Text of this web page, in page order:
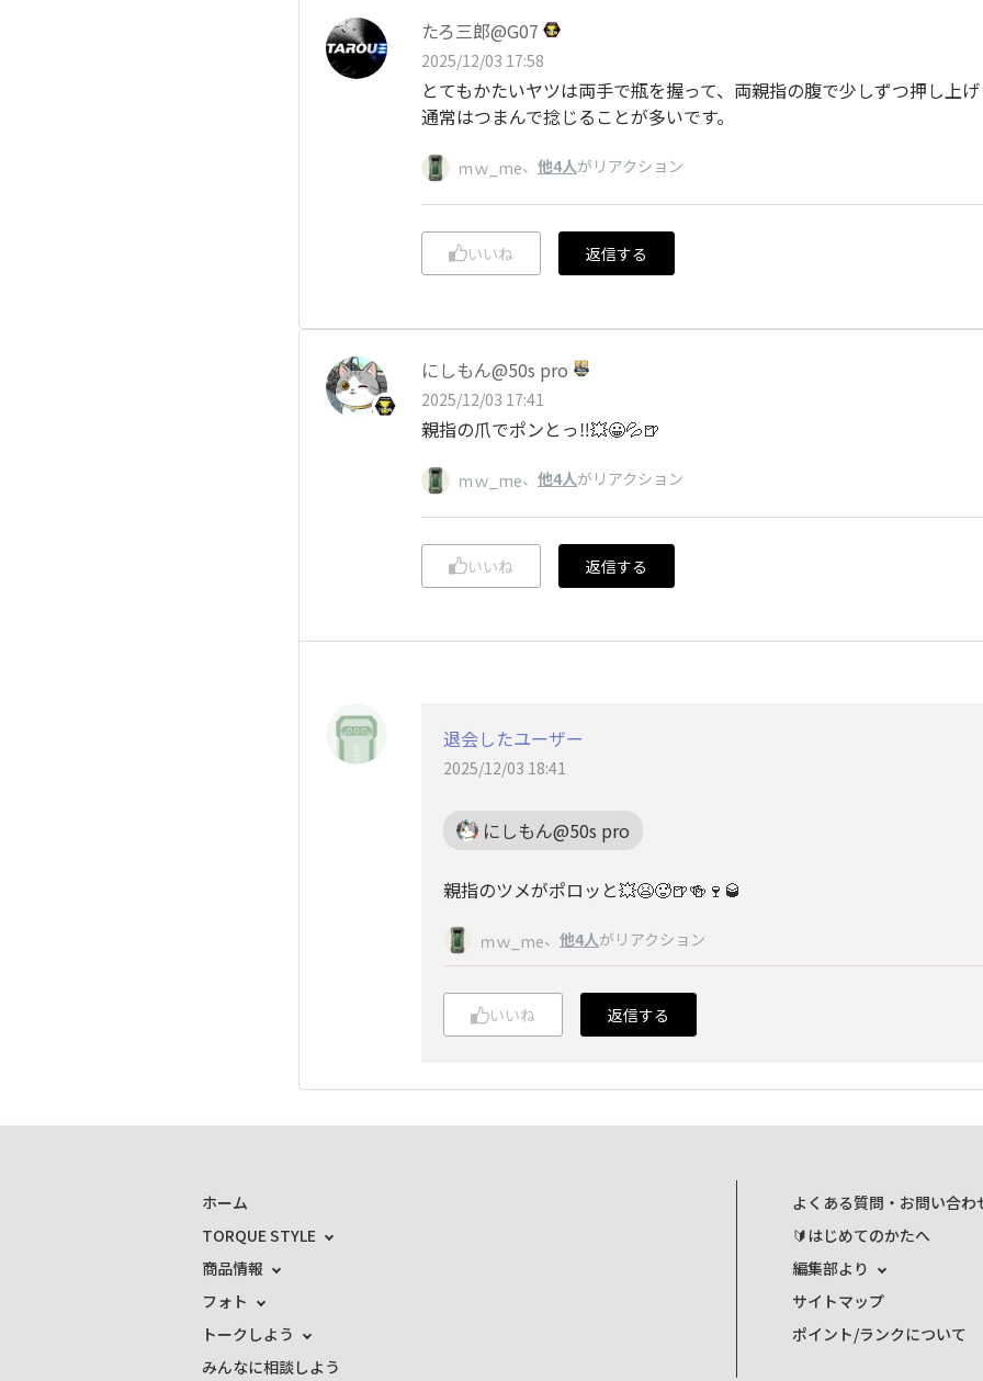
たろ三郎@G07
2025/12/03 17:58
とてもかたいヤツは両手で瓶を握って、両親指の腹で少しずつ押し上
通常はつまんで捻じることが多いです。
ｍｗ_me、 他4人がリアクション
いいね 返信する
にしもん@50s pro
2025/12/03 17:41
親指の爪でポンとっ‼️💥😀💦🍺
ｍｗ_me、 他4人がリアクション
いいね 返信する
退会したユーザー
2025/12/03 18:41
にしもん@50s pro
親指のツメがポロッと💥😫🥵🍺🍻🍷🥃
ｍｗ_me、 他4人がリアクション
いいね 返信する
ホーム
TORQUE STYLE
商品情報
フォト
トークしよう
みんなに相談しよう
よくある質問・お問い合わ
🔰はじめてのかたへ
編集部より
サイトマップ
ポイント/ランクについて